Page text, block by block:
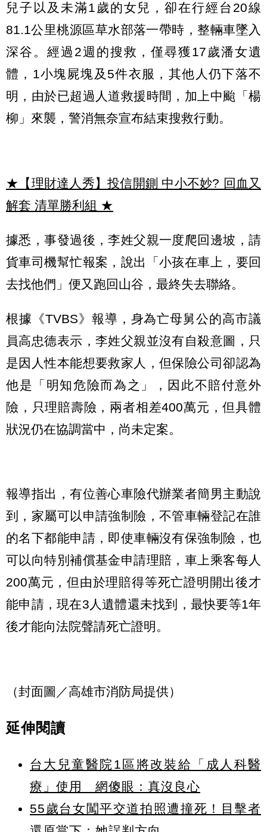
兒子以及未滿1歲的女兒，卻在行經台20線
81.1公里桃源區草水部落一帶時，整輛車墜入
深谷。經過2週的搜救，僅尋獲17歲潘女遺
體，1小塊屍塊及5件衣服，其他人仍下落不
明，由於已超過人道救援時間，加上中颱「楊
柳」來襲，警消無奈宣布結束搜救行動。
★【理財達人秀】投信開鍘 中小不妙? 回血又
解套 清單勝利組 ★
據悉，事發過後，李姓父親一度爬回邊坡，請
貨車司機幫忙報案，說出「小孩在車上，要回
去找他們」便又跑回山谷，最終失去聯絡。
根據《TVBS》報導，身為亡母舅公的高市議
員高忠德表示，李姓父親並沒有自殺意圖，只
是因人性本能想要救家人，但保險公司卻認為
他是「明知危險而為之」，因此不賠付意外
險，只理賠壽險，兩者相差400萬元，但具體
狀況仍在協調當中，尚未定案。
報導指出，有位善心車險代辦業者簡男主動說
到，家屬可以申請強制險，不管車輛登記在誰
的名下都能申請，即使車輛沒有保強制險，也
可以向特別補償基金申請理賠，車上乘客每人
200萬元，但由於理賠得等死亡證明開出後才
能申請，現在3人遺體還未找到，最快要等1年
後才能向法院聲請死亡證明。
（封面圖／高雄市消防局提供）
延伸閱讀
台大兒童醫院1區將改裝給「成人科醫
療」使用 網傻眼：真沒良心
55歲台女闖平交道拍照遭撞死！目擊者